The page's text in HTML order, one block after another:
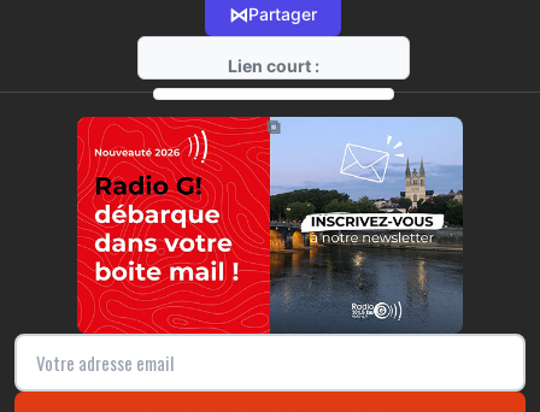
⋈Partager
Lien court :
https://radio-g.fr?13198
⧉